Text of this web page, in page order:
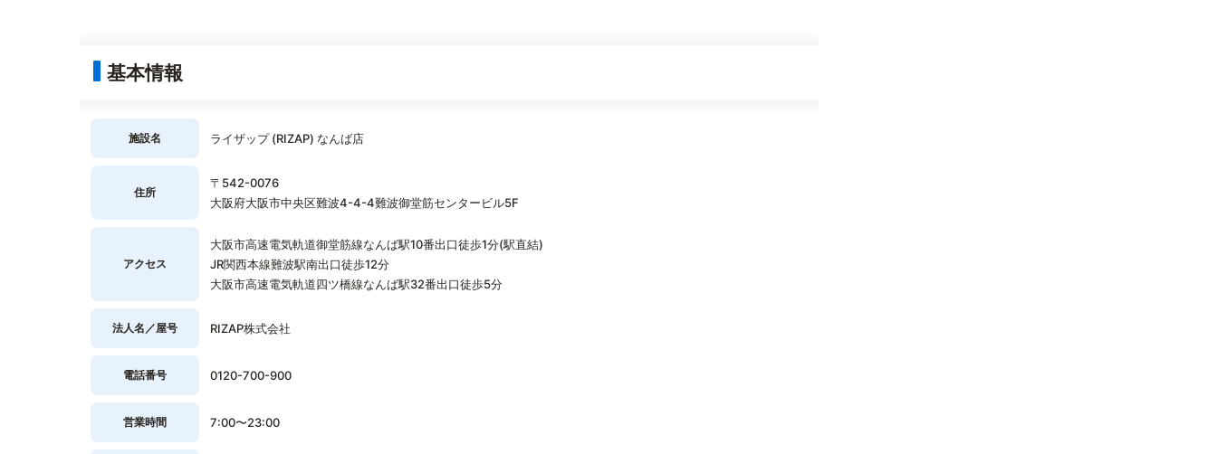
基本情報
施設名 ライザップ (RIZAP) なんば店
住所
〒542-0076
大阪府大阪市中央区難波4-4-4難波御堂筋センタービル5F
アクセス
大阪市高速電気軌道御堂筋線なんば駅10番出口徒歩1分(駅直結)
JR関西本線難波駅南出口徒歩12分
大阪市高速電気軌道四ツ橋線なんば駅32番出口徒歩5分
法人名／屋号 RIZAP株式会社
電話番号 0120-700-900
営業時間 7:00〜23:00